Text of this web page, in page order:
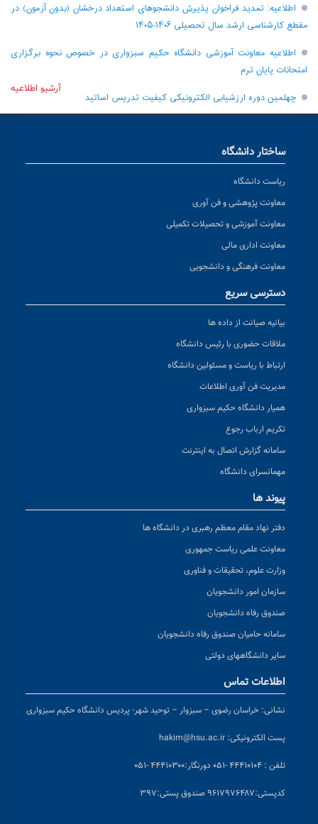
اطلاعیه: تمدید فراخوان پذیرش دانشجو‌های استعداد درخشان (بدون آزمون) در
مقطع کارشناسی ارشد سال تحصیلی ۱۴۰۶-۱۴۰۵
اطلاعیه معاونت آموزشی دانشگاه حکیم سبزواری در خصوص نحوه برگزاری
امتحانات پایان ترم
چهلمین دوره ارزشیابی الکترونیکی کیفیت تدریس اساتید
آرشیو اطلاعیه
ساختار دانشگاه
ریاست دانشگاه
معاونت پژوهشی و فن آوری
معاونت آموزشی و تحصیلات تکمیلی
معاونت اداری مالی
معاونت فرهنگی و دانشجویی
دسترسی سریع
بیانیه صیانت از داده ها
ملاقات حضوری با رئیس دانشگاه
ارتباط با ریاست و مسئولین دانشگاه
مدیریت فن آوری اطلاعات
همیار دانشگاه حکیم سبزواری
تکریم ارباب رجوع
سامانه گزارش اتصال به اینترنت
مهمانسرای دانشگاه
پیوند ها
دفتر نهاد مقام معظم رهبری در دانشگاه ها
معاونت علمی ریاست جمهوری
وزارت علوم، تحقیقات و فناوری
سازمان امور دانشجویان
صندوق رفاه دانشجویان
سامانه حامیان صندوق رفاه دانشجویان
سایر دانشگاههای دولتی
اطلاعات تماس
نشانی: خراسان رضوی – سبزوار – توحید شهر- پردیس دانشگاه حکیم سبزواری
پست الکترونیکی: hakim@hsu.ac.ir
تلفن : ۴۴۴۱۰۱۰۴ -۰۵۱ دورنگار:۴۴۴۱۰۳۰۰ -۰۵۱
کدپستی:۹۶۱۷۹۷۶۴۸۷ صندوق پستی:۳۹۷